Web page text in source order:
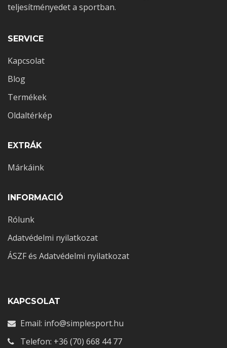
teljesítményedet a sportban.
SERVICE
Kapcsolat
Blog
Termékek
Oldaltérkép
EXTRÁK
Márkáink
INFORMACIÓ
Rólunk
Adatvédelmi nyilatkozat
ÁSZF és Adatvédelmi nyilatkozat
KAPCSOLAT
Email: info@simplesport.hu
Telefon: +36 (70) 668 44 77